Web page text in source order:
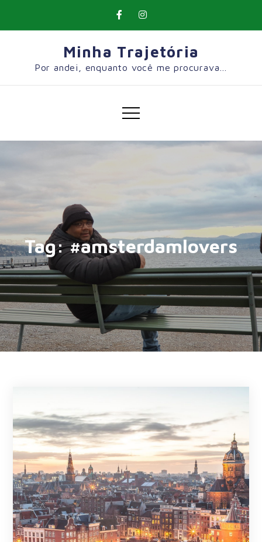
Minha Trajetória
Por andei, enquanto você me procurava…
Tag:#amsterdamlovers